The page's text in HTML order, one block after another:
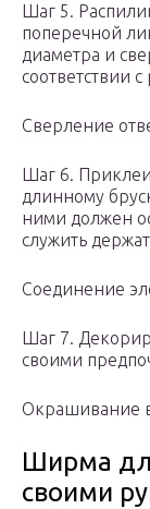
Шаг 5.
поперечной
диаметра и
соответствии
Сверление
Шаг 6.
длинному
ними должен
служить
Соединение
Шаг 7.
своими
Окрашивание
Ширма
своими